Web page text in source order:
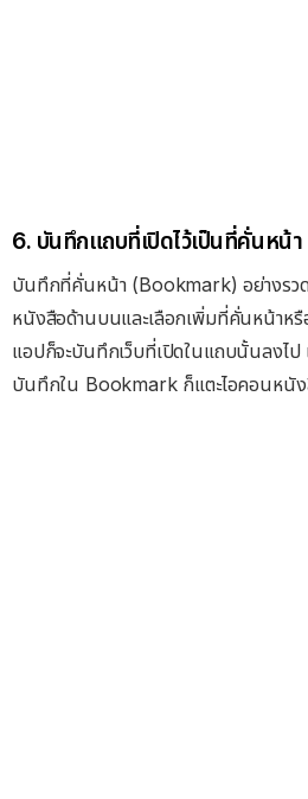
6. บันทึกแถบที่เปิดไว้เป็นที่คั่นหน้า
บันทึกที่คั่นหน้า (Bookmark) อย่างรวด
หนังสือด้านบนและเลือกเพิ่มที่คั่นหน้าหรื
แอปก็จะบันทึกเว็บที่เปิดในแถบนั้นลงไป
บันทึกใน Bookmark ก็แตะไอคอนหนังสื